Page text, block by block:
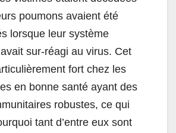
poumons avaient été
lorsque leur système
sur-réagi au virus. Cet
fort chez les
en bonne santé ayant des
robustes, ce qui
tant d’entre eux sont